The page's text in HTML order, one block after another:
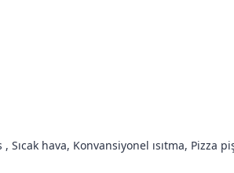
Sıcak hava, Konvansiyonel ısıtma, Pizza